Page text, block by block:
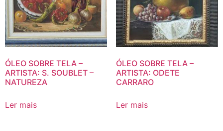
ÓLEO SOBRE TELA –
ARTISTA: S. SOUBLET –
NATUREZA
Ler mais
ÓLEO SOBRE TELA –
ARTISTA: ODETE
CARRARO
Ler mais